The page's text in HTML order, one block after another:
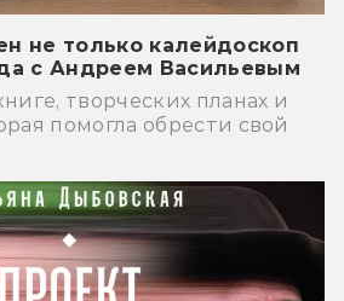
не только калейдоскоп
с Андреем Васильевым
творческих планах и
помогла обрести свой